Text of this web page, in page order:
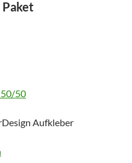
50
Aufkleber